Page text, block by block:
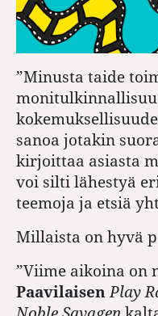
”Minusta taide
sanoa jotakin
kirjoittaa asiasta
voi silti lähestyä
teemoja ja etsiä
Millaista on hyvä
”Viime aikoina on
PaavilaisenPlay